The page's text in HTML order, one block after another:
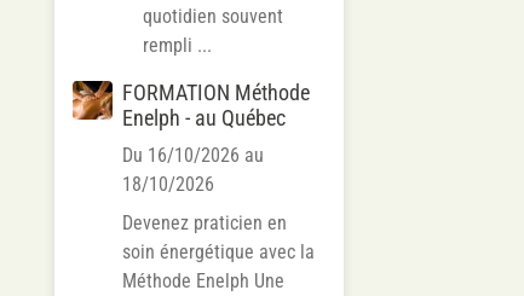
quotidien souvent
rempli ...
FORMATION Méthode
Enelph - au Québec
Du 16/10/2026 au
18/10/2026
Devenez praticien en
soin énergétique avec la
Méthode Enelph Une